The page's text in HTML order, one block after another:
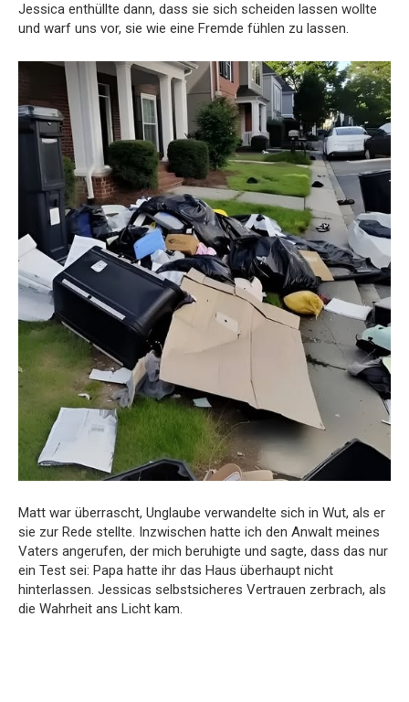
Jessica enthüllte dann, dass sie sich scheiden lassen wollte
und warf uns vor, sie wie eine Fremde fühlen zu lassen.
Matt war überrascht, Unglaube verwandelte sich in Wut, als er
sie zur Rede stellte. Inzwischen hatte ich den Anwalt meines
Vaters angerufen, der mich beruhigte und sagte, dass das nur
ein Test sei: Papa hatte ihr das Haus überhaupt nicht
hinterlassen. Jessicas selbstsicheres Vertrauen zerbrach, als
die Wahrheit ans Licht kam.